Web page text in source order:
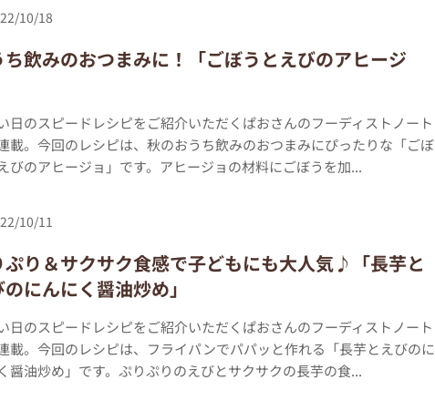
10/18
ち飲みのおつまみに！「ごぼうとえびのアヒージ
日のスピードレシピをご紹介いただくぱおさんのフーディストノート
載。今回のレシピは、秋のおうち飲みのおつまみにぴったりな「ごぼ
びのアヒージョ」です。アヒージョの材料にごぼうを加...
10/11
ぷり＆サクサク食感で子どもにも大人気♪「長芋と
にんにく醤油炒め」
日のスピードレシピをご紹介いただくぱおさんのフーディストノート
載。今回のレシピは、フライパンでパパッと作れる「長芋とえびのに
醤油炒め」です。ぷりぷりのえびとサクサクの長芋の食...